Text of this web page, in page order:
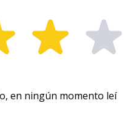
en ningún momento leí